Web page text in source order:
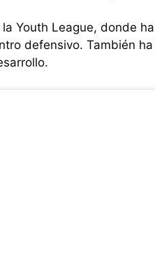
Youth League, donde
defensivo. También